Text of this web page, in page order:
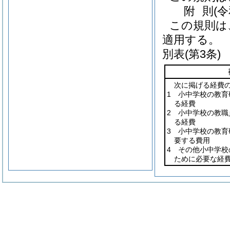
附 則 (
この規則
適用する。
別表(第3条)
次に掲げる経費
1 小中学校の教育
る経費
2 小中学校の教職
る経費
3 小中学校の教育
要する費用
4 その他小中学校
ために必要な経